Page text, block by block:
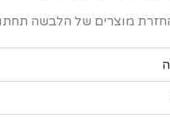
מוצרים של הלבשה תחתונה.